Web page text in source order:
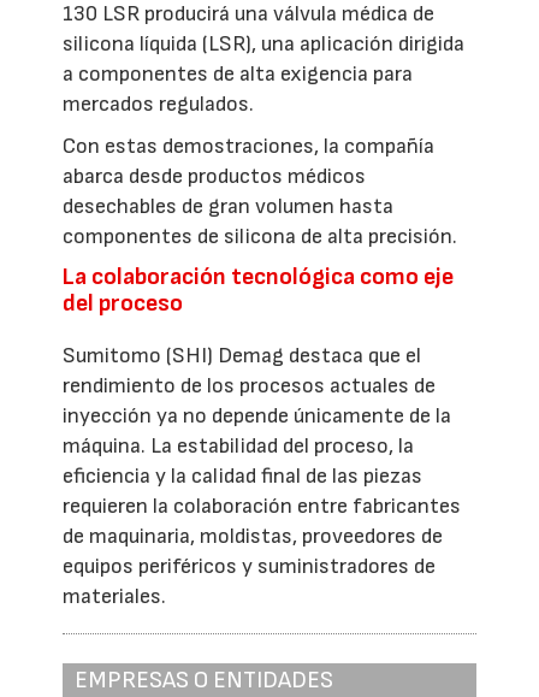
130 LSR producirá una válvula médica de
silicona líquida (LSR), una aplicación dirigida
a componentes de alta exigencia para
mercados regulados.
Con estas demostraciones, la compañía
abarca desde productos médicos
desechables de gran volumen hasta
componentes de silicona de alta precisión.
La colaboración tecnológica como eje
del proceso
Sumitomo (SHI) Demag destaca que el
rendimiento de los procesos actuales de
inyección ya no depende únicamente de la
máquina. La estabilidad del proceso, la
eficiencia y la calidad final de las piezas
requieren la colaboración entre fabricantes
de maquinaria, moldistas, proveedores de
equipos periféricos y suministradores de
materiales.
EMPRESAS O ENTIDADES